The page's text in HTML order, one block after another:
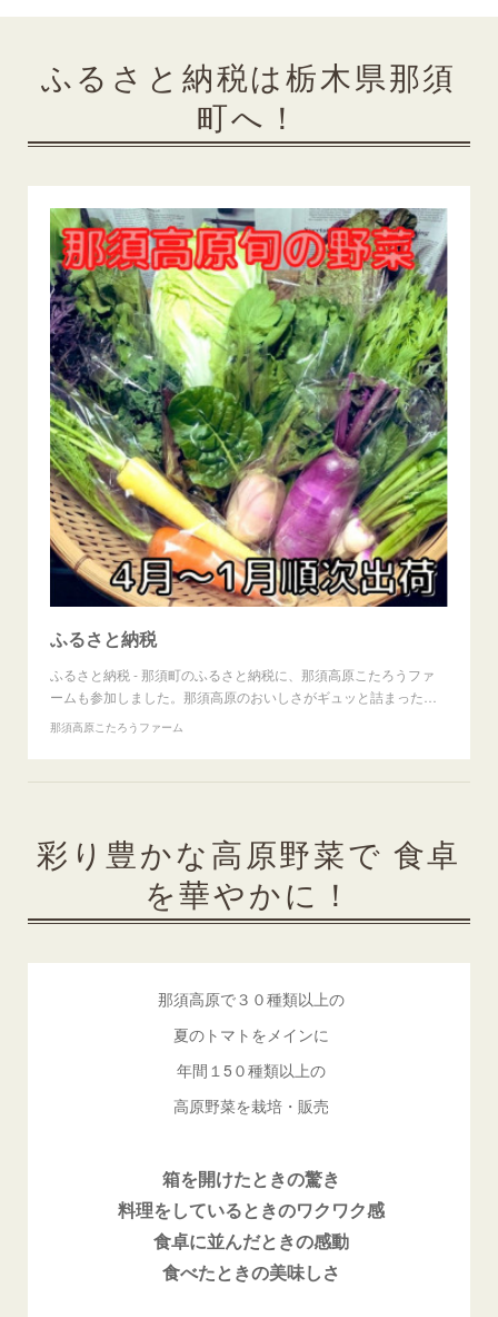
ふるさと納税は栃木県那須
町へ！
ふるさと納税
ふるさと納税 - 那須町のふるさと納税に、那須高原こたろうファ
ームも参加しました。那須高原のおいしさがギュッと詰まった…
那須高原こたろうファーム
彩り豊かな高原野菜で 食卓
を華やかに！
那須高原で３０種類以上の
夏のトマトをメインに
年間１5０種類以上の
高原野菜を栽培・販売
箱を開けたときの驚き
料理をしているときのワクワク感
食卓に並んだときの感動
食べたときの美味しさ